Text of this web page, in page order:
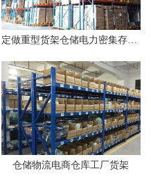
定做重型货架仓储电力密集存储电商物流行业
仓储物流电商仓库工厂货架